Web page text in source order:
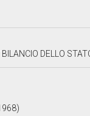
STATO PER IL